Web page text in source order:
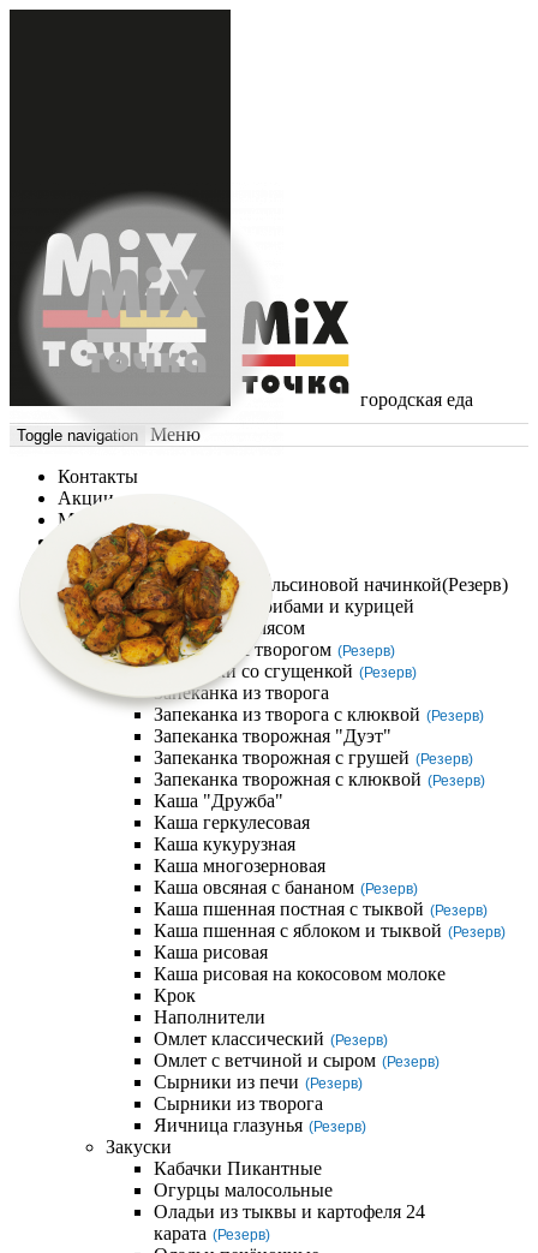
городская еда
Toggle navigation Меню
Контакты
Акции
Меню
Компания
Завтраки
Блинчик с апельсиновой начинкой(Резерв)
Блинчики с грибами и курицей
Блинчики с мясом
Блинчики с творогом (Резерв)
Блинчики со сгущенкой (Резерв)
Запеканка из творога
Запеканка из творога с клюквой (Резерв)
Запеканка творожная "Дуэт"
Запеканка творожная с грушей (Резерв)
Запеканка творожная с клюквой (Резерв)
Каша "Дружба"
Каша геркулесовая
Каша кукурузная
Каша многозерновая
Каша овсяная с бананом (Резерв)
Каша пшенная постная с тыквой (Резерв)
Каша пшенная с яблоком и тыквой (Резерв)
Каша рисовая
Каша рисовая на кокосовом молоке
Крок
Наполнители
Омлет классический (Резерв)
Омлет с ветчиной и сыром (Резерв)
Сырники из печи (Резерв)
Сырники из творога
Яичница глазунья (Резерв)
Закуски
Кабачки Пикантные
Огурцы малосольные
Оладьи из тыквы и картофеля 24
карата (Резерв)